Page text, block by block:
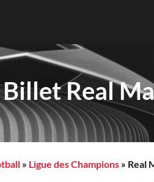
Billet Real
» Ligue des Champions » Real